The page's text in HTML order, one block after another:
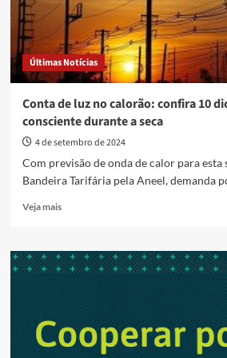
Últimas Notícias
Conta de luz no calorão: confira 10
consciente durante a seca
4 de setembro de 2024
Com previsão de onda de calor para esta
Bandeira Tarifária pela Aneel, demanda
Veja maisRead
Conta
confira
10